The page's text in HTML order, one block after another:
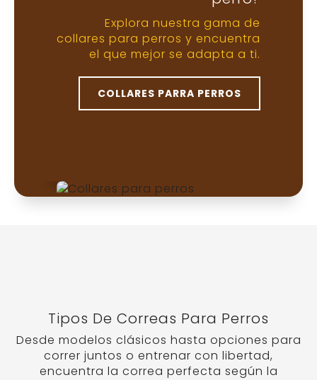
Explora nuestra gama de
collares para perros y encuentra
el que mejor se adapta a ti.
COLLARES PARRA PERROS
Tipos De Correas Para Perros
Desde modelos clásicos hasta opciones para
correr juntos o entrenar con libertad,
encuentra la correa perfecta según la